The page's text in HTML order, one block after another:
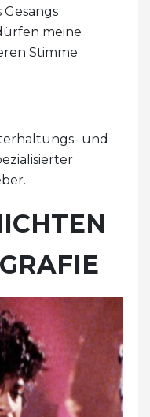
meine
Stimme
und